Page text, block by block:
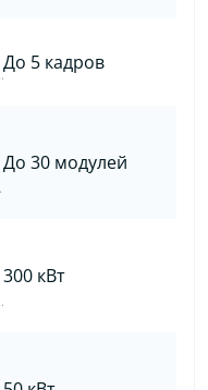
До 5 кадров
До 30 модулей
300 кВт